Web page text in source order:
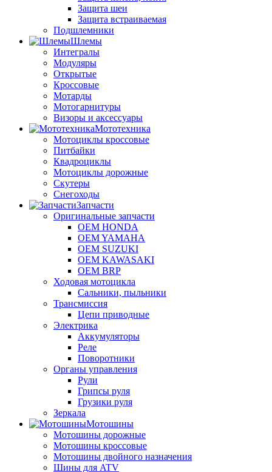
Защита шеи
Защита встраиваемая
Подшлемники
Шлемы
Интегралы
Модуляры
Открытые
Кроссовые
Мотарды
Мотогарнитуры
Визоры и аксессуары
Мототехника
Мотоциклы кроссовые
Питбайки
Квадроциклы
Мотоциклы дорожные
Скутеры
Снегоходы
Запчасти
Оригинальные запчасти
OEM HONDA
OEM YAMAHA
OEM SUZUKI
OEM KAWASAKI
OEM BRP
Ходовая мотоцикла
Сальники, пыльники
Трансмиссия
Цепи приводные
Электрика
Аккумуляторы
Реле
Поворотники
Органы управления
Рули
Грипсы руля
Грузики руля
Зеркала
Мотошины
Мотошины дорожные
Мотошины кроссовые
Мотошины двойного назначения
Шины для ATV